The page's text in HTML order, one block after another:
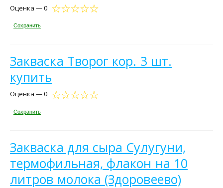
Оценка — 0
Сохранить
Закваска Творог кор. 3 шт.
купить
Оценка — 0
Сохранить
Закваска для сыра Сулугуни,
термофильная, флакон на 10
литров молока (Здоровеево)